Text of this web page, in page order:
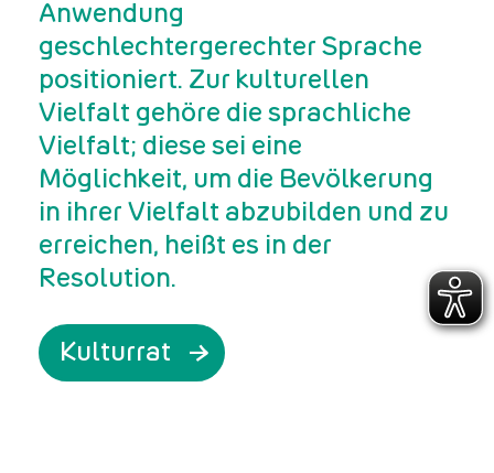
Anwendung
geschlechtergerechter Sprache
positioniert. Zur kulturellen
Vielfalt gehöre die sprachliche
Vielfalt; diese sei eine
Möglichkeit, um die Bevölkerung
in ihrer Vielfalt abzubilden und zu
erreichen, heißt es in der
Resolution.
Kulturrat